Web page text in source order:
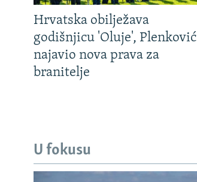
Hrvatska obilježava
godišnjicu 'Oluje', Plenković
najavio nova prava za
branitelje
U fokusu